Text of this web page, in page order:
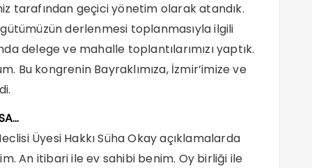
tarafından geçici yönetim olarak atandık.
derlenmesi toplanmasıyla ilgili
delege ve mahalle toplantılarımızı yaptık.
Bu kongrenin Bayraklımıza, İzmir’imize ve
Üyesi Hakkı Süha Okay açıklamalarda
An itibari ile ev sahibi benim. Oy birliği ile